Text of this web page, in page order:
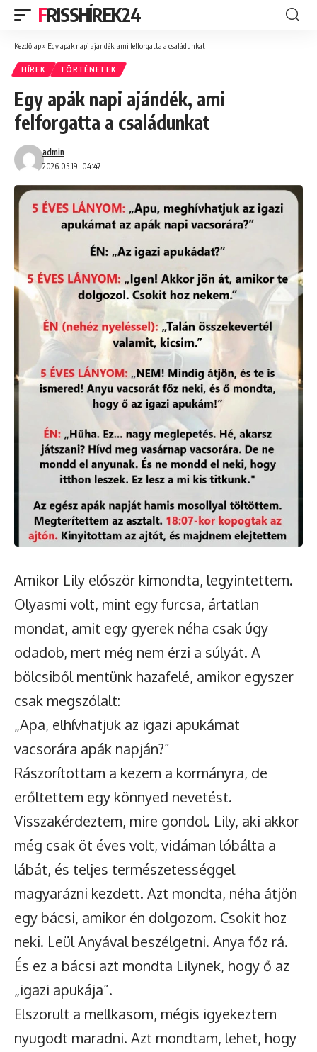
FRISSHÍREK24
Kezdőlap» Egy apák napi ajándék, ami felforgatta a családunkat
HÍREK TÖRTÉNETEK
Egy apák napi ajándék, ami
felforgatta a családunkat
2026.05.19. 04:47
admin
Amikor Lily először kimondta, legyintettem.
Olyasmi volt, mint egy furcsa, ártatlan
mondat, amit egy gyerek néha csak úgy
odadob, mert még nem érzi a súlyát. A
bölcsiből mentünk hazafelé, amikor egyszer
csak megszólalt:
„Apa, elhívhatjuk az igazi apukámat
vacsorára apák napján?”
Rászorítottam a kezem a kormányra, de
erőltettem egy könnyed nevetést.
Visszakérdeztem, mire gondol. Lily, aki akkor
még csak öt éves volt, vidáman lóbálta a
lábát, és teljes természetességgel
magyarázni kezdett. Azt mondta, néha átjön
egy bácsi, amikor én dolgozom. Csokit hoz
neki. Leül Anyával beszélgetni. Anya főz rá.
És ez a bácsi azt mondta Lilynek, hogy ő az
„igazi apukája”.
Elszorult a mellkasom, mégis igyekeztem
nyugodt maradni. Azt mondtam, lehet, hogy